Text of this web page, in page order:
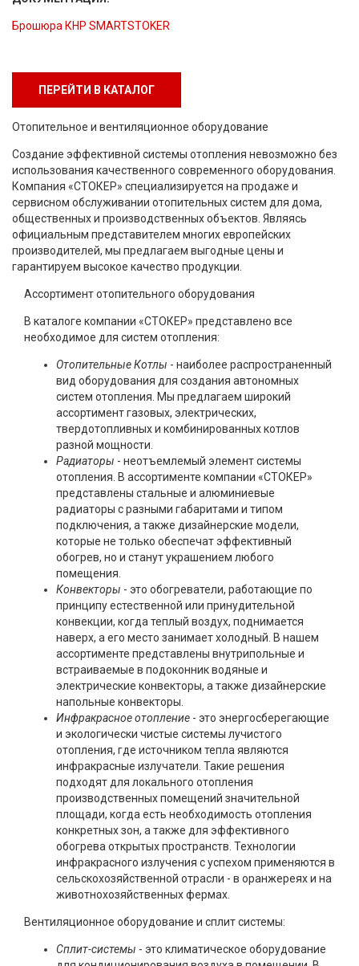
Брошюра КНР SMARTSTOKER
ПЕРЕЙТИ В КАТАЛОГ
Отопительное и вентиляционное оборудование
Создание эффективной системы отопления невозможно без
использования качественного современного оборудования.
Компания «СТОКЕР» специализируется на продаже и
сервисном обслуживании отопительных систем для дома,
общественных и производственных объектов. Являясь
официальным представителем многих европейских
производителей, мы предлагаем выгодные цены и
гарантируем высокое качество продукции.
Ассортимент отопительного оборудования
В каталоге компании «СТОКЕР» представлено все
необходимое для систем отопления:
Отопительные Котлы - наиболее распространенный
вид оборудования для создания автономных
систем отопления. Мы предлагаем широкий
ассортимент газовых, электрических,
твердотопливных и комбинированных котлов
разной мощности.
Радиаторы - неотъемлемый элемент системы
отопления. В ассортименте компании «СТОКЕР»
представлены стальные и алюминиевые
радиаторы с разными габаритами и типом
подключения, а также дизайнерские модели,
которые не только обеспечат эффективный
обогрев, но и станут украшением любого
помещения.
Конвекторы - это обогреватели, работающие по
принципу естественной или принудительной
конвекции, когда теплый воздух, поднимается
наверх, а его место занимает холодный. В нашем
ассортименте представлены внутрипольные и
встраиваемые в подоконник водяные и
электрические конвекторы, а также дизайнерские
напольные конвекторы.
Инфракрасное отопление - это энергосберегающие
и экологически чистые системы лучистого
отопления, где источником тепла являются
инфракрасные излучатели. Такие решения
подходят для локального отопления
производственных помещений значительной
площади, когда есть необходимость отопления
конкретных зон, а также для эффективного
обогрева открытых пространств. Технологии
инфракрасного излучения с успехом применяются в
сельскохозяйственной отрасли - в оранжереях и на
животнохозяйственных фермах.
Вентиляционное оборудование и сплит системы:
Сплит-системы - это климатическое оборудование